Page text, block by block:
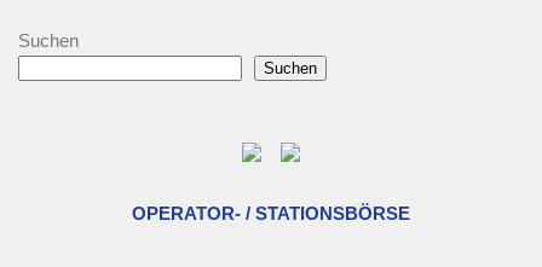
Suchen
Suchen
OPERATOR- / STATIONSBÖRSE